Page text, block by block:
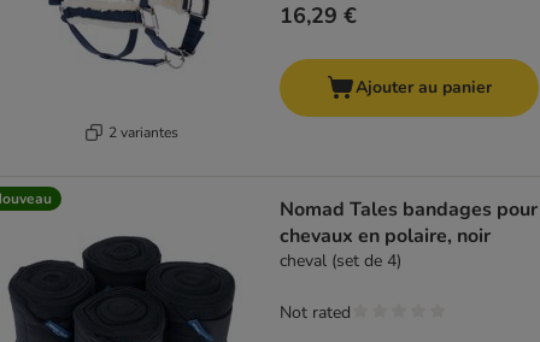
2 variantes
16,29 €
Ajouter au panier
Nomad Tales bandages pour
chevaux en polaire, noir
cheval (set de 4)
Not rated